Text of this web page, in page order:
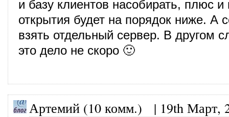
и базу клиентов насобирать, плюс
открытия будет на порядок ниже. А
взять отдельный сервер. В другом
это дело не скоро 🙂
Артемий (10 комм.) | 19th Март,